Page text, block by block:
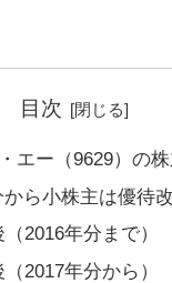
目次
エー（9629）の
から小株主は優待
2016年分まで）
2017年分から）